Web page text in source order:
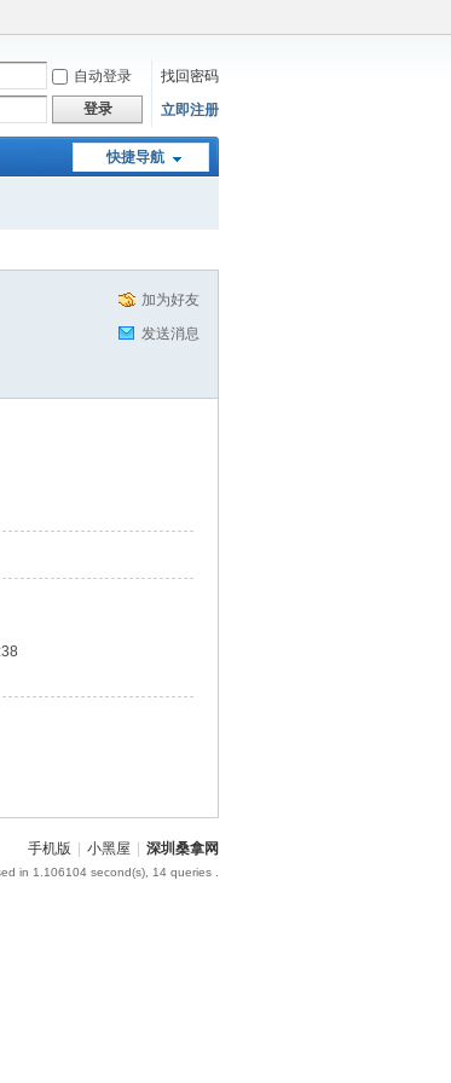
自动登录
找回密码
登录 立即注册
快捷导航
加为好友
发送消息
手机版 小黑屋 深圳桑拿网
in 1.106104 second(s), 14 queries .